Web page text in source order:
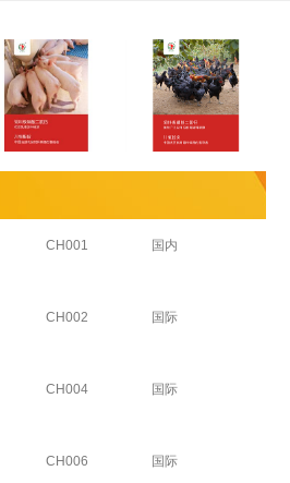
CH001 国内
CH002 国际
CH004 国际
CH006 国际